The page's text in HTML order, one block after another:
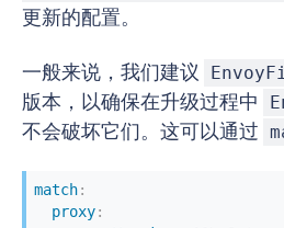
更新的配置。
一般来说，我们建议
版本，以确保在升级过程中
不会破坏它们。这可以通过
match:
proxy: